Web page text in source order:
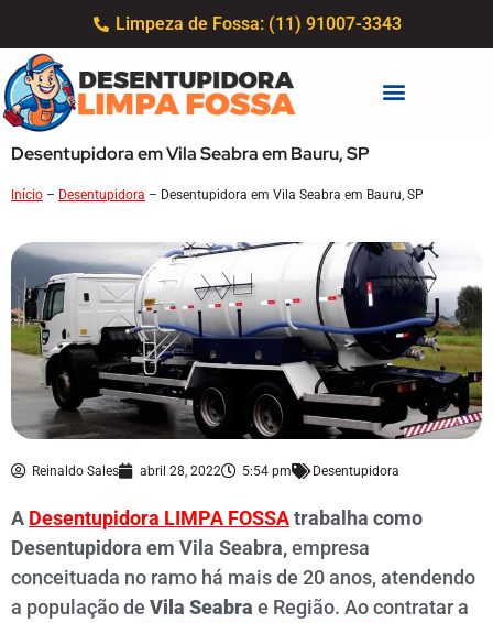
Limpeza de Fossa: (11) 91007-3343
Desentupidora em Vila Seabra em Bauru, SP
Início – Desentupidora – Desentupidora em Vila Seabra em Bauru, SP
Reinaldo Sales abril 28, 2022 5:54 pm Desentupidora
A Desentupidora LIMPA FOSSAtrabalha como
Desentupidora em Vila Seabra,empresa
conceituada no ramo há mais de 20 anos, atendendo
a população de Vila Seabra e Região. Ao contratar a